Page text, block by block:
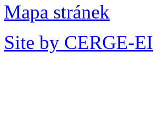
Mapa stránek
Site by CERGE-EI